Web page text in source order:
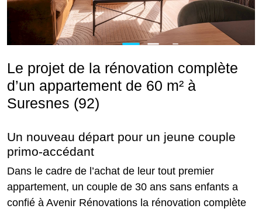
Le projet de la rénovation complète
d’un appartement de 60 m² à
Suresnes (92)
Un nouveau départ pour un jeune couple
primo-accédant
Dans le cadre de l’achat de leur tout premier
appartement, un couple de 30 ans sans enfants a
confié à Avenir Rénovations la rénovation complète